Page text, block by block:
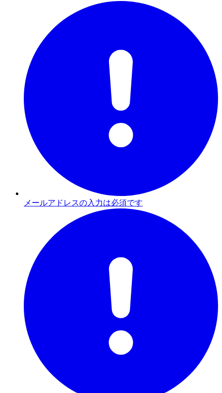
メールアドレスの入力は必須です